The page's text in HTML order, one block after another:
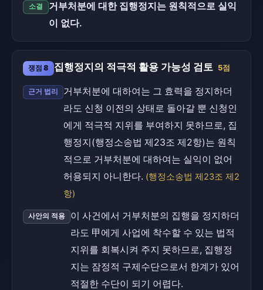
소결
거부처분에 대한 집행정지는 원칙적으로 실익
이 없다.
쟁점 8 집행정지의 적극적 활용 가능성 검토 5점
근거 법리
거부처분에 대하여는 그 효력을 정지하더
라도 신청 이전의 상태로 돌아갈 뿐 신청인
에게 적극적 지위를 부여하지 못하므로, 집
행정지(행정소송법 제23조 제2항)는 원칙
적으로 거부처분에 대하여는 실익이 없어
허용되지 아니한다. (행정소송법 제23조 제2
항)
사안의 적용
이 사건에서 거부처분의 집행을 정지하더
라도 甲에게 사업에 착수할 수 있는 법적
지위를 회복시켜 주지 못하므로, 집행정
지는 잠정적 구제수단으로서 한계가 있어
적절한 수단이 되기 어렵다.